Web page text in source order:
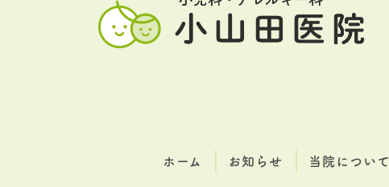
ホーム お知らせ 当院について